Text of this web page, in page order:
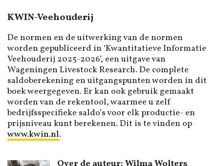
KWIN-Veehouderij
De normen en de uitwerking van de normen
worden gepubliceerd in ‘Kwantitatieve Informatie
Veehouderij 2025-2026’, een uitgave van
Wageningen Livestock Research. De complete
saldoberekening en uitgangspunten worden in dit
boek weergegeven. Er kan ook gebruik gemaakt
worden van de rekentool, waarmee u zelf
bedrijfsspecifieke saldo’s voor elk productie- en
prijsniveau kunt berekenen. Dit is te vinden op
www.kwin.nl.